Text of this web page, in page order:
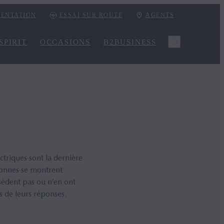
ESSAI SUR ROUTE AGENTS
OCCASIONS B2BUSINESS
sont la dernière
se montrent
pas ou n’en ont
de leurs réponses.